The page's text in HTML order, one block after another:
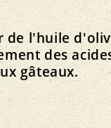
l'huile
des
gâteaux.